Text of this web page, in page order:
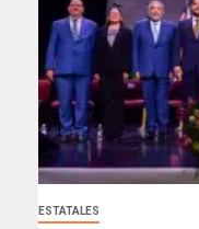
ESTATALES